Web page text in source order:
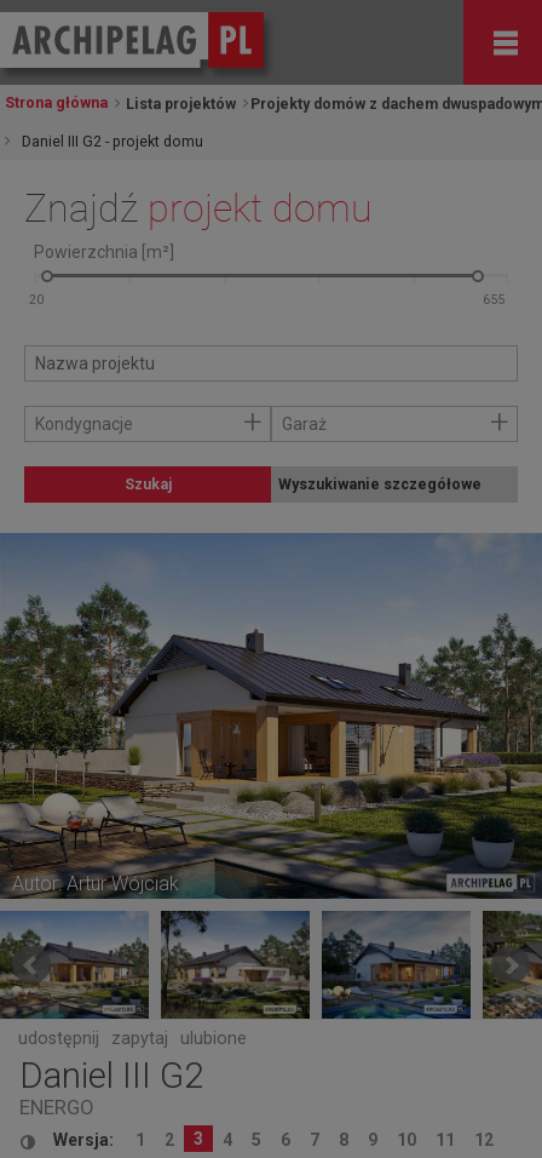
Strona główna Lista projektów Projekty domów z dachem
Daniel III G2 - projekt domu
Znajdź projekt domu
Powierzchnia [m²]
Kondygnacje + Garaż +
Szukaj Wyszukiwanie szczegółowe
Autor: Artur Wójciak
udostępnij zapytaj ulubione
Daniel III G2
ENERGO
Wersja: 1 2 3 4 5 6 7 8 9 10 11
12